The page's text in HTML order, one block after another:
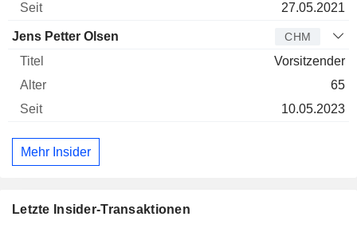
27.05.2021
Jens Petter Olsen CHM
Vorsitzender
65
10.05.2023
Mehr Insider
Letzte Insider-Transaktionen